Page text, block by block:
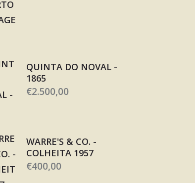
QUINTA DO NOVAL -
1865
€2.500,00
WARRE'S & CO. -
COLHEITA 1957
€400,00